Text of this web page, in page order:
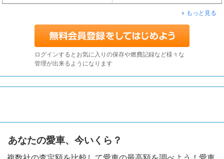
もっと見る
ログインするとお気に入りの保存や燃費記録など様々な
管理が出来るようになります
あなたの愛車、今いくら？